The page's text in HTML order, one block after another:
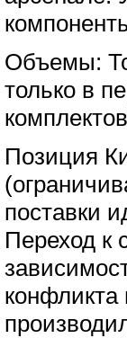
Объемы:
только в
Позиция
поставки
Переход к
конфликта